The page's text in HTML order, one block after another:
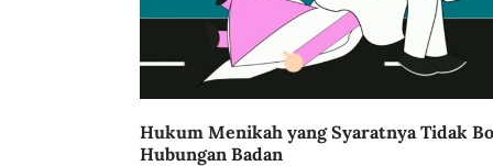
Hukum Menikah yang Syaratnya Tidak
Hubungan Badan